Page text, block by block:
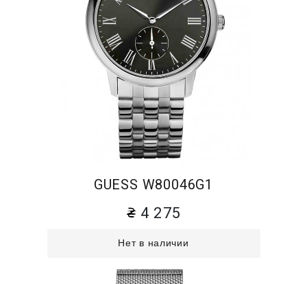
GUESS W80046G1
4 275
Нет в наличии